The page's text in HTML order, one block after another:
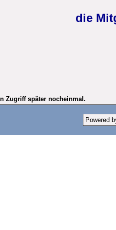
die
Zugriff später nocheinmal.
Powered